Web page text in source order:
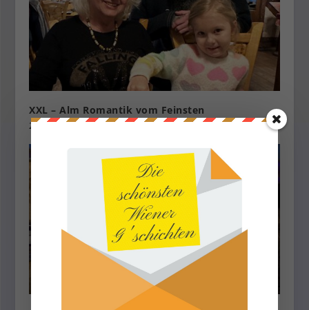
XXL – Alm Romantik vom Feinsten
28. Januar 2024